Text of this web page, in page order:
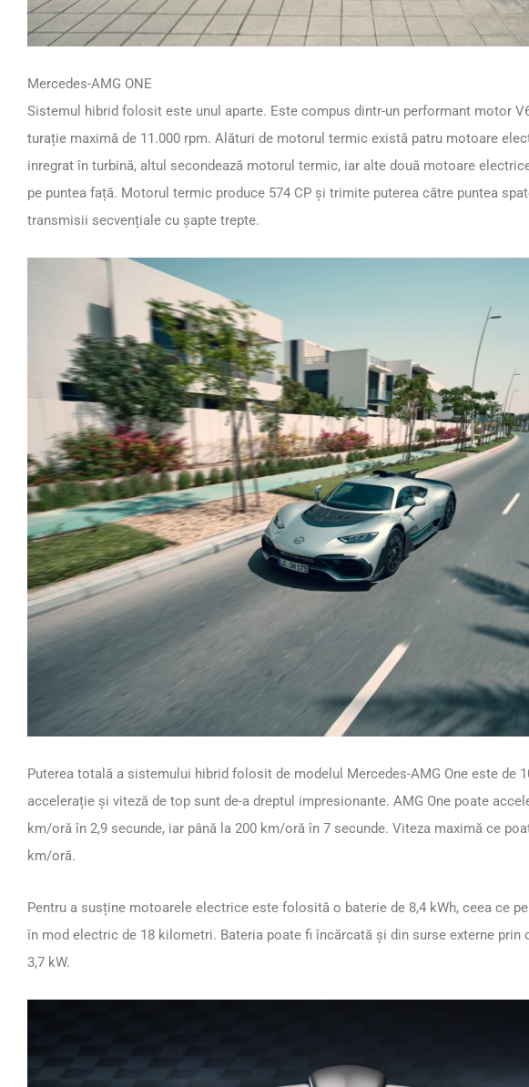
Mercedes-AMG ONE
Sistemul hibrid folosit este unul aparte. Este compus dintr-un performant motor
turație maximă de 11.000 rpm. Alături de motorul termic există patru motoare
inregrat în turbină, altul secondează motorul termic, iar alte două motoare
pe puntea față. Motorul termic produce 574 CP și trimite puterea către puntea
transmisii secvențiale cu șapte trepte.
Puterea totală a sistemului hibrid folosit de modelul Mercedes-AMG One este de
accelerație și viteză de top sunt de-a dreptul impresionante. AMG One poate
km/oră în 2,9 secunde, iar până la 200 km/oră în 7 secunde. Viteza maximă ce
km/oră.
Pentru a susține motoarele electrice este folosită o baterie de 8,4 kWh, ceea ce
în mod electric de 18 kilometri. Bateria poate fi încărcată și din surse externe prin
3,7 kW.